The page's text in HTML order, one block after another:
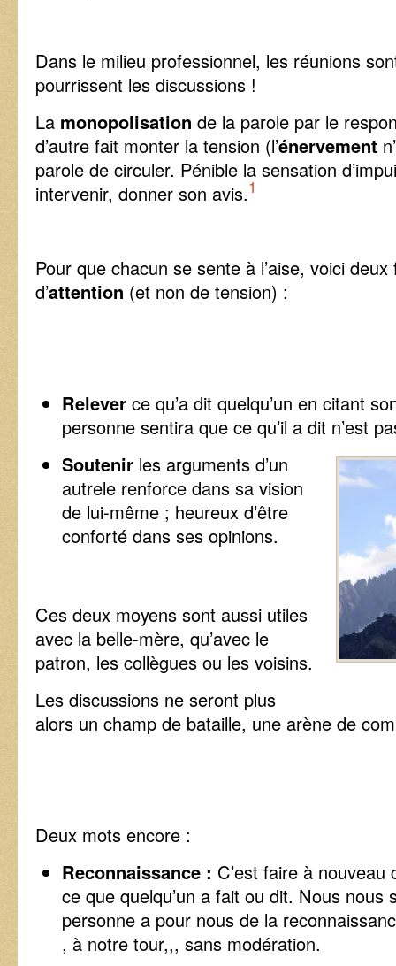
Dans le milieu professionnel, les réunions
pourrissent les discussions !
La monopolisation de la parole par le
d’autre fait monter la tension (l’énervement
parole de circuler. Pénible la sensation
intervenir, donner son avis.1
Pour que chacun se sente à l’aise, voici
d’attention (et non de tension) :
Relever ce qu’a dit quelqu’un en citant
personne sentira que ce qu’il a dit n’est
Soutenir les arguments d’un
autrele renforce dans sa vision
de lui-même ; heureux d’être
conforté dans ses opinions.
Ces deux moyens sont aussi utiles
avec la belle-mère, qu’avec le
patron, les collègues ou les voisins.
Les discussions ne seront plus
alors un champ de bataille, une arène de
Deux mots encore :
Reconnaissance : C’est faire à
ce que quelqu’un a fait ou dit. Nous nous
personne a pour nous de la
, à notre tour,,, sans modération.